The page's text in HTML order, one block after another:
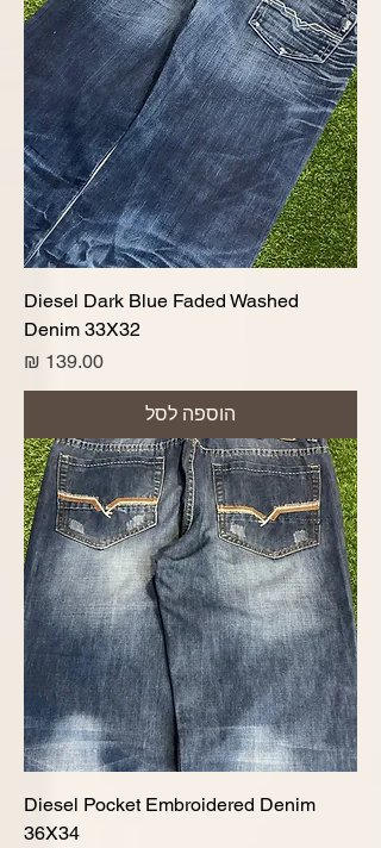
Diesel Dark Blue Faded Washed
Denim 33X32
מחיר
הוספה לסל
Diesel Pocket Embroidered Denim
36X34